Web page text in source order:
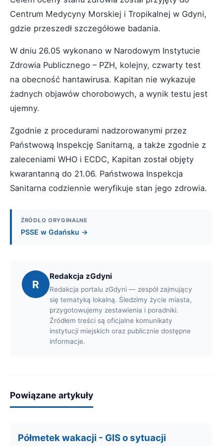
Centrum Medycyny Morskiej i Tropikalnej w Gdyni,
gdzie przeszedł szczegółowe badania.
W dniu 26.05 wykonano w Narodowym Instytucie
Zdrowia Publicznego – PZH, kolejny, czwarty test
na obecność hantawirusa. Kapitan nie wykazuje
żadnych objawów chorobowych, a wynik testu jest
ujemny.
Zgodnie z procedurami nadzorowanymi przez
Państwową Inspekcję Sanitarną, a także zgodnie z
zaleceniami WHO i ECDC, Kapitan został objęty
kwarantanną do 21.06. Państwowa Inspekcja
Sanitarna codziennie weryfikuje stan jego zdrowia.
ŹRÓDŁO ORYGINALNE
PSSE w Gdańsku →
R
Redakcja zGdyni
Redakcja portalu zGdyni — zespół zajmujący
się tematyką lokalną. Śledzimy życie miasta,
przygotowujemy zestawienia i poradniki.
Źródłem treści są oficjalne komunikaty
instytucji miejskich oraz publicznie dostępne
informacje.
Powiązane artykuły
Półmetek wakacji - GIS o sytuacji